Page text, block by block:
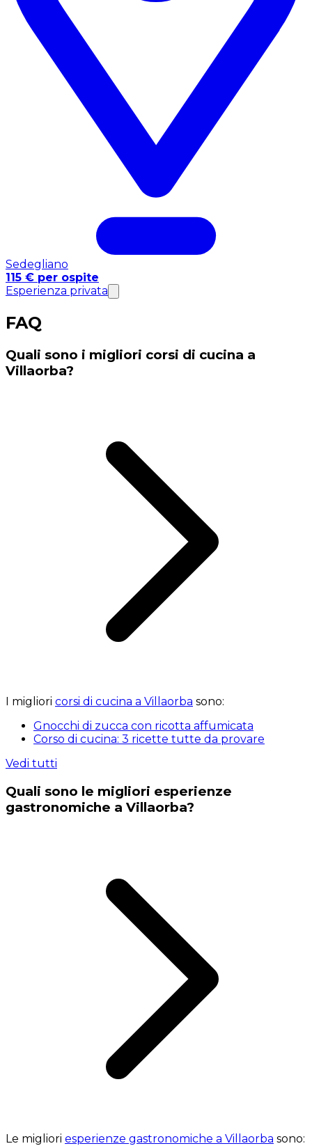
Sedegliano
115 € per ospite
Esperienza privata
FAQ
Quali sono i migliori corsi di cucina a
Villaorba?
I migliori corsi di cucina a Villaorba sono:
Gnocchi di zucca con ricotta affumicata
Corso di cucina: 3 ricette tutte da provare
Vedi tutti
Quali sono le migliori esperienze
gastronomiche a Villaorba?
Le migliori esperienze gastronomiche a Villaorba sono: